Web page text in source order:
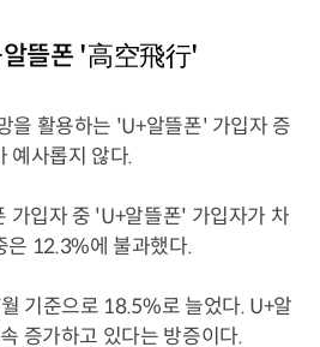
뜰폰 '高空飛行'
을 활용하는 'U+알뜰폰' 가입자 증
예사롭지 않다.
가입자 중 'U+알뜰폰' 가입자가 차
은 12.3%에 불과했다.
기준으로 18.5%로 늘었다. U+알
증가하고 있다는 방증이다.